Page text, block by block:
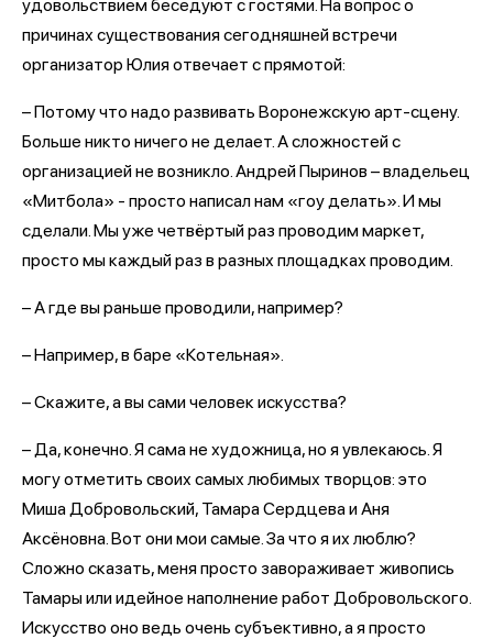
удовольствием беседуют с гостями. На вопрос о
причинах существования сегодняшней встречи
организатор Юлия отвечает с прямотой:
– Потому что надо развивать Воронежскую арт-сцену.
Больше никто ничего не делает. А сложностей с
организацией не возникло. Андрей Пыринов – владельец
«Митбола» - просто написал нам «гоу делать». И мы
сделали. Мы уже четвёртый раз проводим маркет,
просто мы каждый раз в разных площадках проводим.
– А где вы раньше проводили, например?
– Например, в баре «Котельная».
– Скажите, а вы сами человек искусства?
– Да, конечно. Я сама не художница, но я увлекаюсь. Я
могу отметить своих самых любимых творцов: это
Миша Добровольский, Тамара Сердцева и Аня
Аксёновна. Вот они мои самые. За что я их люблю?
Сложно сказать, меня просто завораживает живопись
Тамары или идейное наполнение работ Добровольского.
Искусство оно ведь очень субъективно, а я просто